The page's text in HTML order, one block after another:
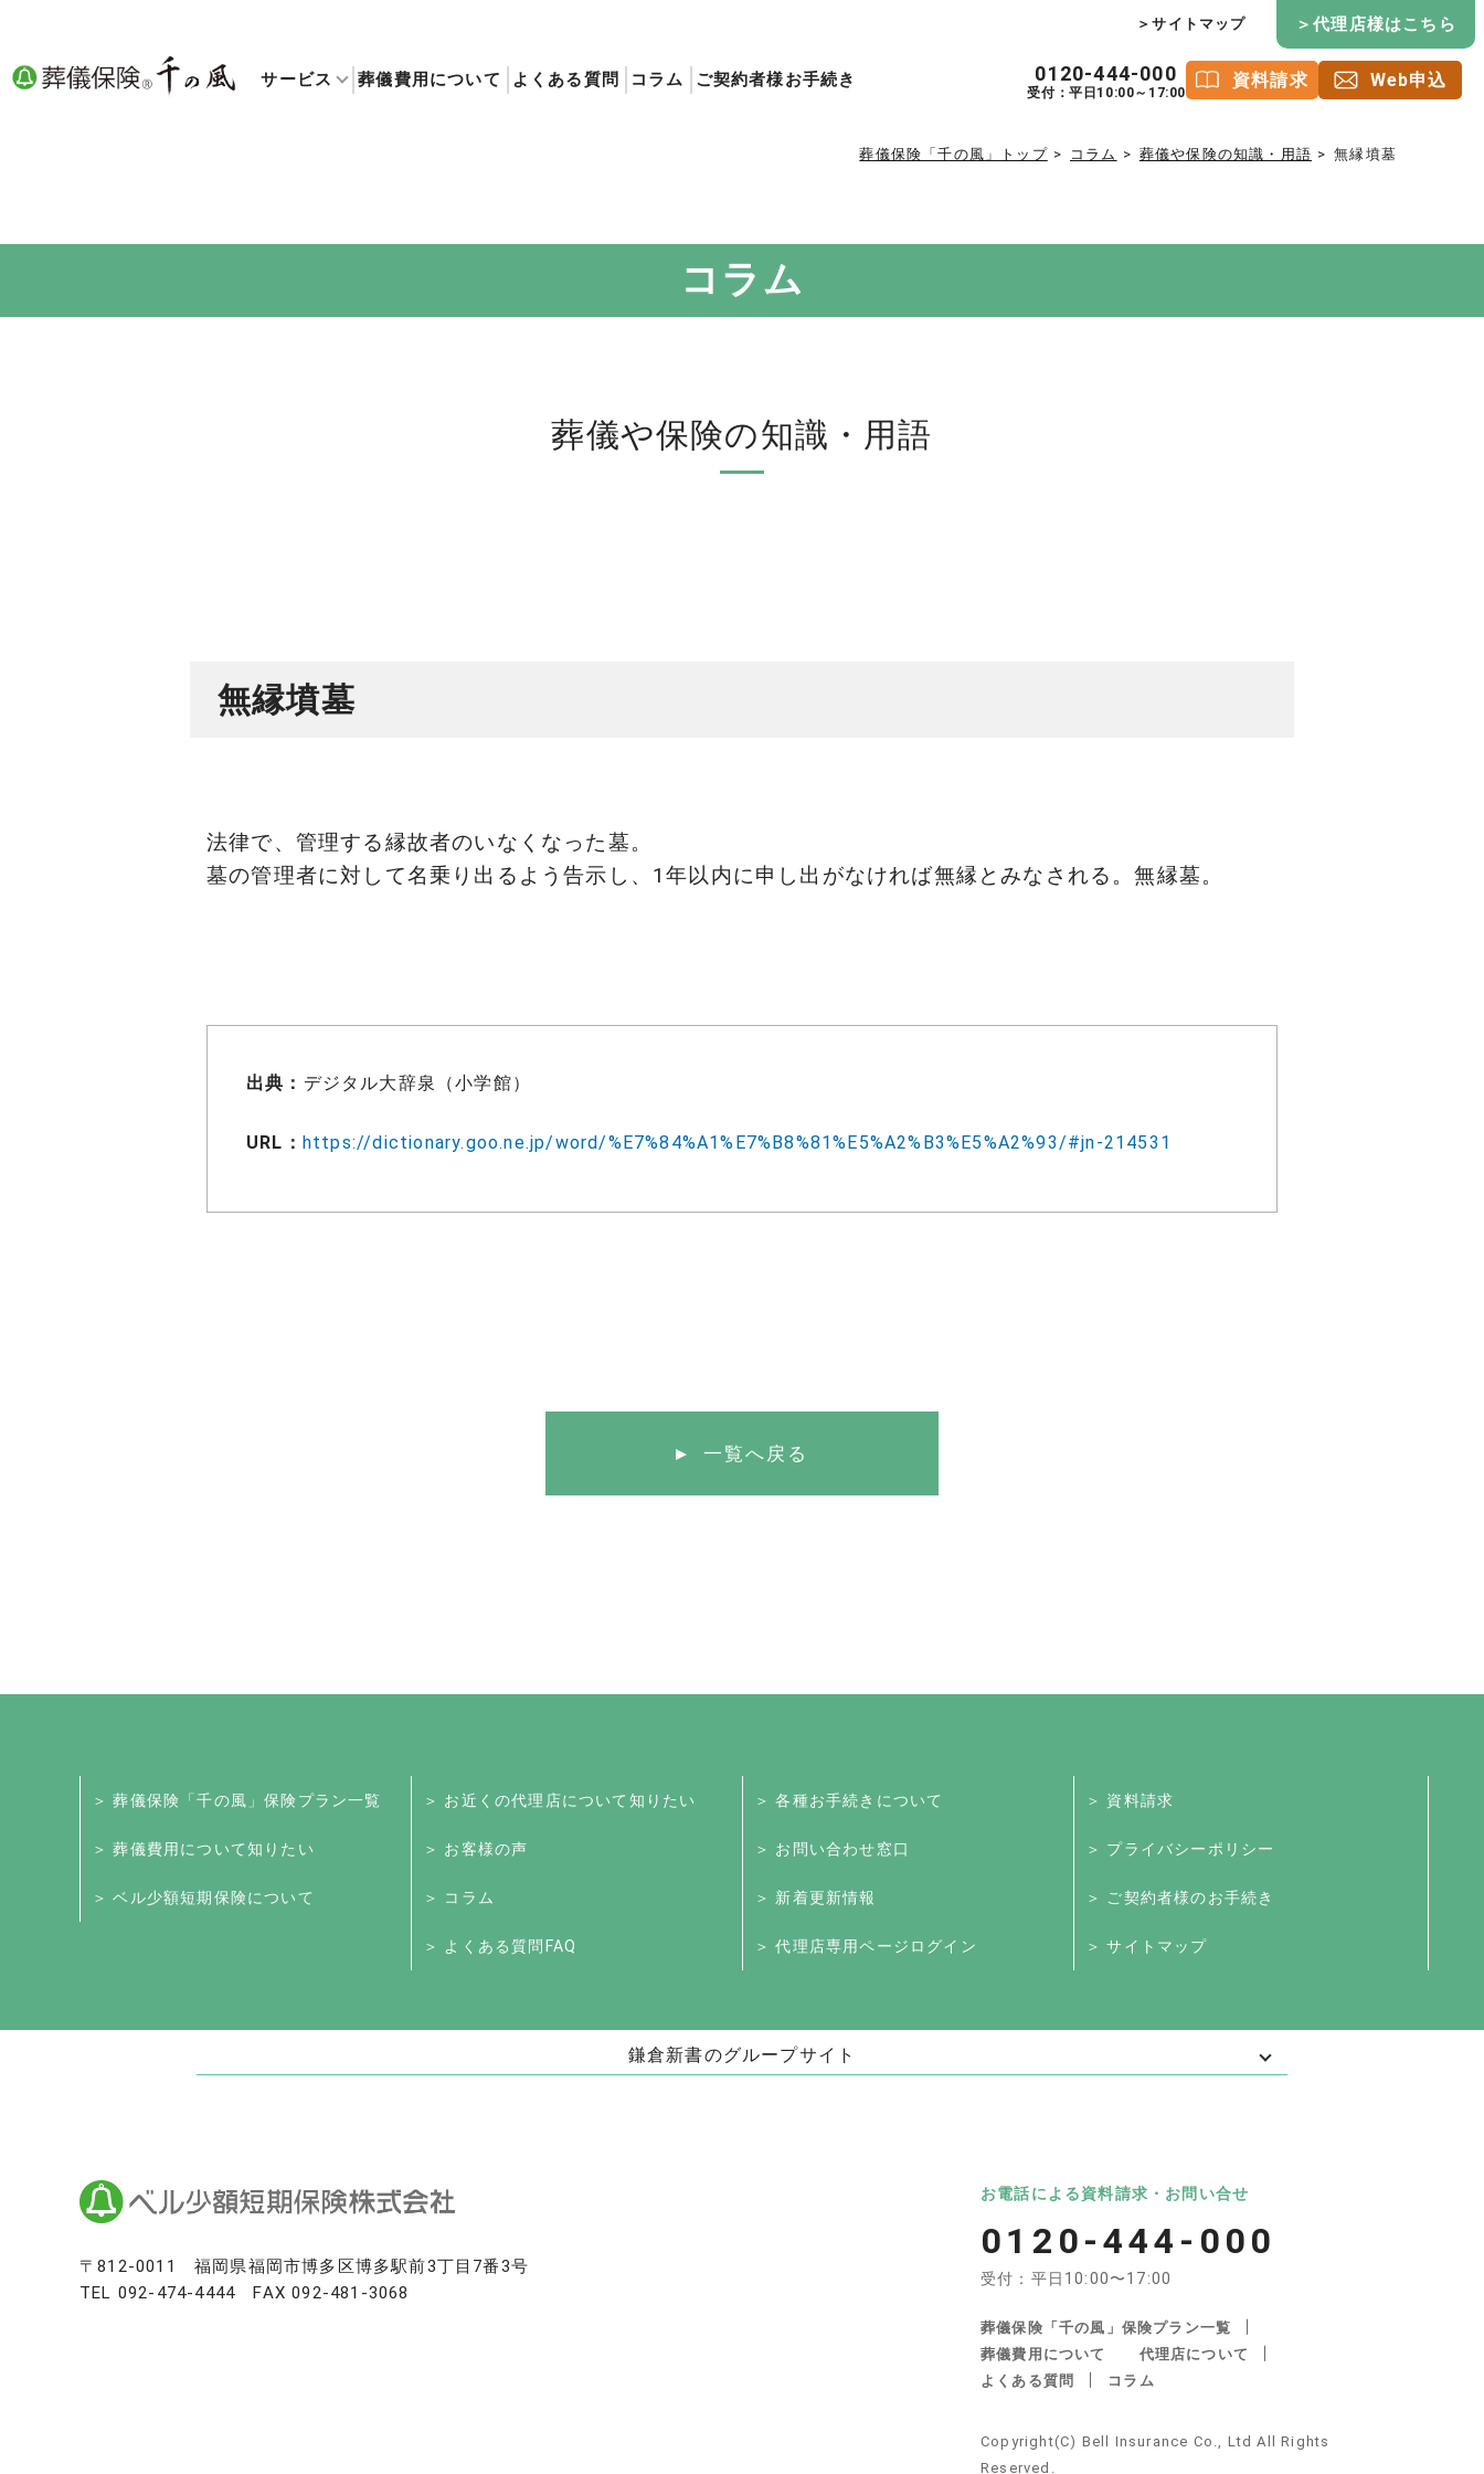
サービス 葬儀費用について よくある質問 コラム ご契約者様お手続き
＞サイトマップ ＞代理店様はこちら
0120-444-000
受付：平日10:00～17:00
資料請求 Web申込
葬儀保険「千の風」トップ コラム 葬儀や保険の知識・用語 無縁墳墓
コラム
葬儀や保険の知識・用語
無縁墳墓
法律で、管理する縁故者のいなくなった墓。
墓の管理者に対して名乗り出るよう告示し、1年以内に申し出がなければ無縁とみなされる。無縁墓。
出典： デジタル大辞泉（小学館）
URL： https://dictionary.goo.ne.jp/word/%E7%84%A1%E7%B8%81%E5%A2%B3%E5%A2%93/#jn-214531
一覧へ戻る
＞ 葬儀保険「千の風」保険プラン一覧
＞ 葬儀費用について知りたい
＞ ベル少額短期保険について
＞ お近くの代理店について知りたい
＞ お客様の声
＞ コラム
＞ よくある質問FAQ
＞ 各種お手続きについて
＞ お問い合わせ窓口
＞ 新着更新情報
＞ 代理店専用ページログイン
＞ 資料請求
＞ プライバシーポリシー
＞ ご契約者様のお手続き
＞ サイトマップ
鎌倉新書のグループサイト
いいお墓-ペット霊園版 樹木葬なび
納骨堂なび 寺院墓地.com
相続不動産サポート 安心できる遺品整理
お電話による資料請求・お問い合せ
0120-444-000
受付：平日10:00〜17:00
葬儀保険「千の風」保険プラン一覧
葬儀費用について
代理店について
よくある質問
コラム
Copyright(C) Bell Insurance Co., Ltd All Rights
Reserved.
〒812-0011 福岡県福岡市博多区博多駅前3丁目7番3号
TEL 092-474-4444 FAX 092-481-3068